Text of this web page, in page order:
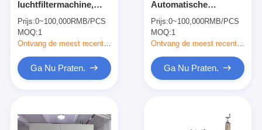
Automatische het Vastnagelen Machine
Semi Automatische het Vastnagelen Machine
Kaderlasser
luchtfiltermachine,
lasmachine en
buigmachine
Prijs:0~100,000RMB/PCS
MOQ:1
Ontvang de meest recente Prijs
Ga Nu Praten.
Automatische
van de het Profiel7pa
Lucht van het
Machinealuminium
Prijs:0~100,000RMB/PCS
MOQ:1
Ontvang de meest recente Prijs
Ga Nu Praten.